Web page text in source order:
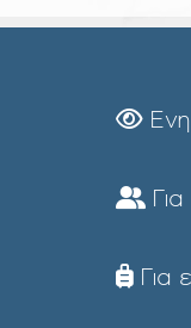
Για
Για